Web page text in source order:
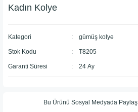
Kadın Kolye
Kategori gümüş kolye
Stok Kodu T8205
Garanti Süresi 24 Ay
Bu Ürünü Sosyal Medyada Paylaş